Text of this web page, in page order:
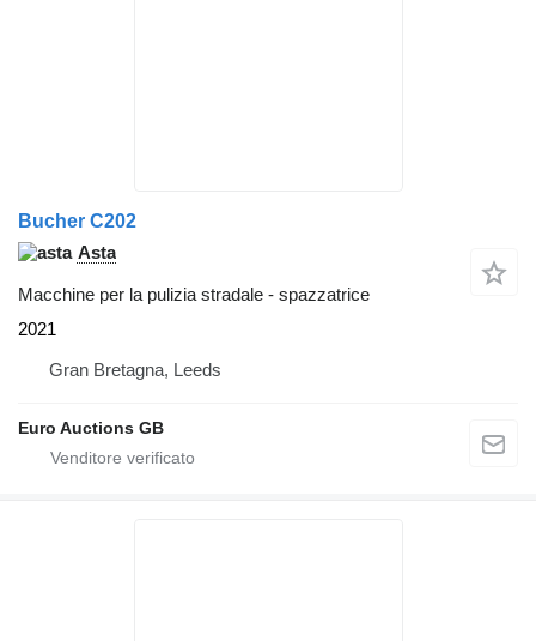
Bucher C202
Asta
Macchine per la pulizia stradale - spazzatrice
2021
Gran Bretagna, Leeds
Euro Auctions GB